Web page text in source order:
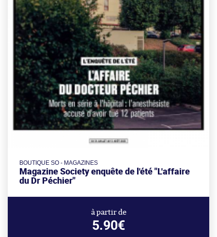
BOUTIQUE SO - MAGAZINES
Magazine Society enquête de l'été "L'affaire
du Dr Péchier"
à partir de
5.90€